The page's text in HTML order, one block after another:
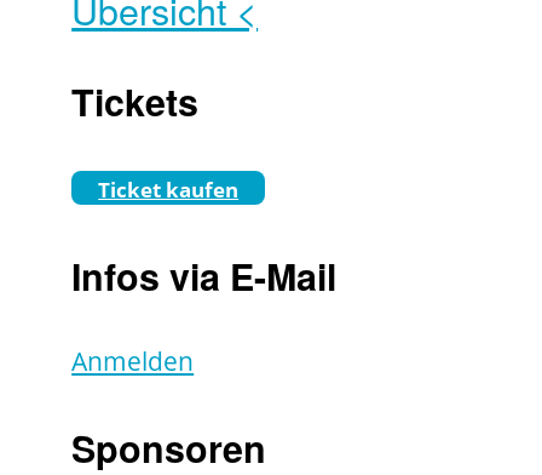
Tickets
Ticket kaufen
Infos via E-Mail
Anmelden
Sponsoren